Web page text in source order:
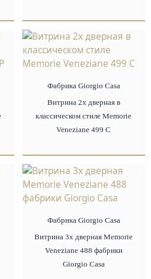
Фабрика Giorgio Сasa
Витрина 2х дверная в
классическом стиле Memorie
Veneziane 499 С
Фабрика Giorgio Сasa
Витрина 3х дверная Memorie
Veneziane 488 фабрики
Giorgio Casa